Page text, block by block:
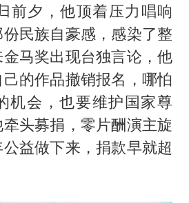
前夕，他顶着压力唱响
份民族自豪感，感染了整
马奖出现台独言论，他
的作品撤销报名，哪怕
机会，也要维护国家尊
头募捐，零片酬演主旋
益做下来，捐款早就超